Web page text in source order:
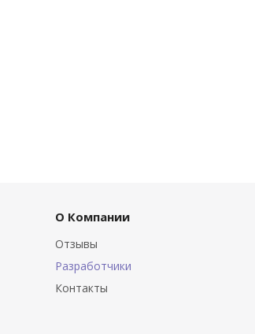
О Компании
Отзывы
Разработчики
Контакты